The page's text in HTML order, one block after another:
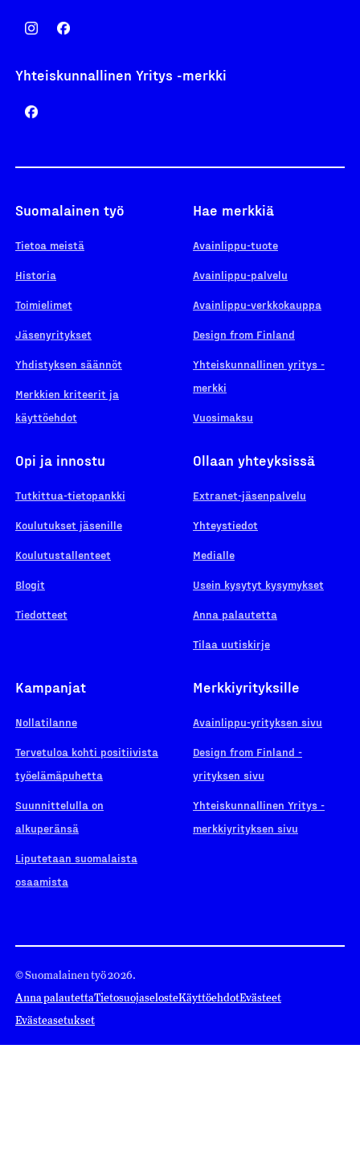
Yhteiskunnallinen Yritys -merkki
Suomalainen työ
Tietoa meistä
Historia
Toimielimet
Jäsenyritykset
Yhdistyksen säännöt
Merkkien kriteerit ja
käyttöehdot
Hae merkkiä
Avainlippu-tuote
Avainlippu-palvelu
Avainlippu-verkkokauppa
Design from Finland
Yhteiskunnallinen yritys -
merkki
Vuosimaksu
Opi ja innostu
Tutkittua-tietopankki
Koulutukset jäsenille
Koulutustallenteet
Blogit
Tiedotteet
Ollaan yhteyksissä
Extranet-jäsenpalvelu
Yhteystiedot
Medialle
Usein kysytyt kysymykset
Anna palautetta
Tilaa uutiskirje
Kampanjat
Nollatilanne
Tervetuloa kohti positiivista
työelämäpuhetta
Suunnittelulla on
alkuperänsä
Liputetaan suomalaista
osaamista
Merkkiyrityksille
Avainlippu-yrityksen sivu
Design from Finland -
yrityksen sivu
Yhteiskunnallinen Yritys -
merkkiyrityksen sivu
© Suomalainen työ 2026.
Anna palautettaTietosuojaselosteKäyttöehdotEvästeet
Evästeasetukset